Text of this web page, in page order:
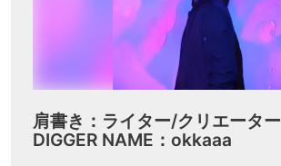
肩書き：ライター/クリエーター
DIGGER NAME：okkaaa